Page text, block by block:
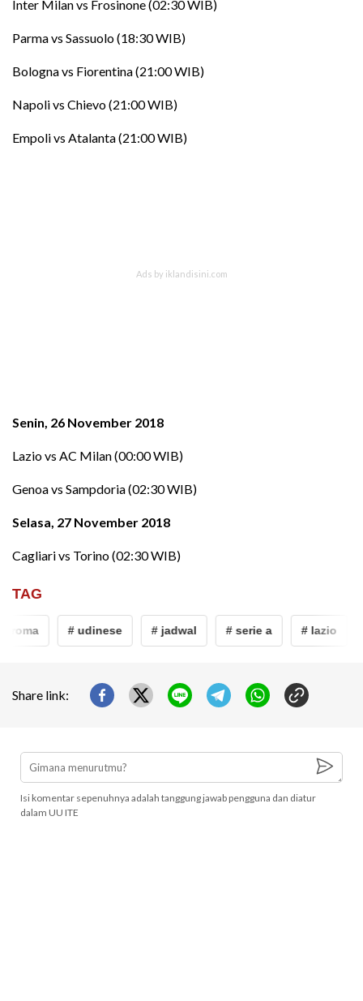
Inter Milan vs Frosinone (02:30 WIB)
Parma vs Sassuolo (18:30 WIB)
Bologna vs Fiorentina (21:00 WIB)
Napoli vs Chievo (21:00 WIB)
Empoli vs Atalanta (21:00 WIB)
Senin, 26 November 2018
Lazio vs AC Milan (00:00 WIB)
Genoa vs Sampdoria (02:30 WIB)
Selasa, 27 November 2018
Cagliari vs Torino (02:30 WIB)
TAG
# udinese # jadwal # serie a # lazio
Share link:
Isi komentar sepenuhnya adalah tanggung jawab pengguna dan diatur
dalam UU ITE